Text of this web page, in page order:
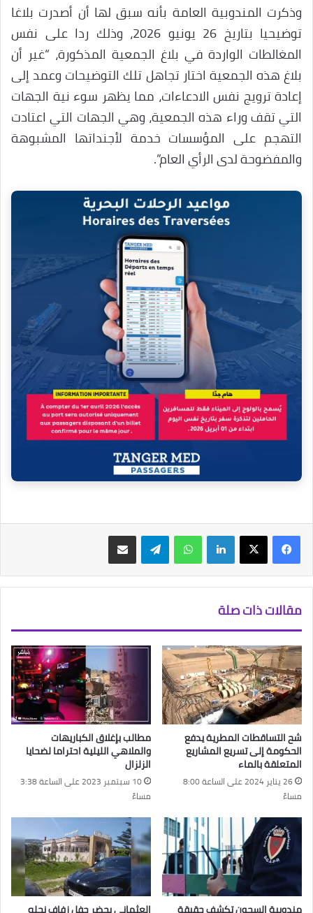
وذكرت المندوبية العامة بأنه سبق لها أن أصدرت بلاغا
توضيحيا بتاريخ 26 يونيو 2026، وذلك ردا على نفس
المغالطات الواردة في بلاغ الجمعية المذكورة، “غير أن
بلاغ هذه الجمعية اختار تجاهل تلك التوضيحات وعمد إلى
إعادة ترويج نفس الادعاءات، مما يظهر سوء نية الجهات
التي تقف وراء هذه الجمعية، وهي الجهات التي اعتادت
التهجم على المؤسسات خدمة لأجنداتها المشبوهة
والمفضوحة لدى الرأي العام”.
فيسبوك‫X لينكدإن واتساب تيلقرام مشاركة عبر البريد
مقالات ذات صلة
شح التساقطات المطرية يدفع
الحكومة إلى تسريع المشاريع
المتعلقة بالماء
26 يناير 2024 على الساعة 8:00
مساءً
مطالب بإغلاق الكباريهات
والملاهي الليلية احتراما لضحايا
الزلزال
10 سبتمبر 2023 على الساعة 3:38
مساءً